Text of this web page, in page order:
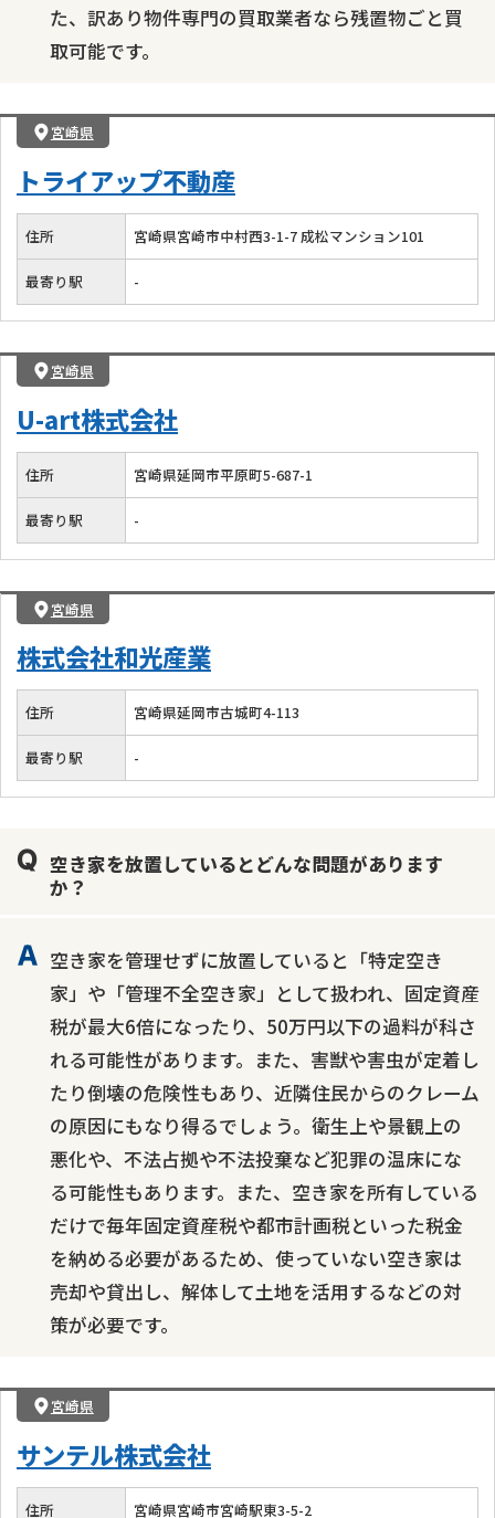
た、訳あり物件専門の買取業者なら残置物ごと買
取可能です。
宮崎県
トライアップ不動産
住所 宮崎県宮崎市中村西3-1-7 成松マンション101
最寄り駅 -
宮崎県
U-art株式会社
住所 宮崎県延岡市平原町5-687-1
最寄り駅 -
宮崎県
株式会社和光産業
住所 宮崎県延岡市古城町4-113
最寄り駅 -
空き家を放置しているとどんな問題があります
か？
空き家を管理せずに放置していると「特定空き
家」や「管理不全空き家」として扱われ、固定資産
税が最大6倍になったり、50万円以下の過料が科さ
れる可能性があります。また、害獣や害虫が定着し
たり倒壊の危険性もあり、近隣住民からのクレーム
の原因にもなり得るでしょう。衛生上や景観上の
悪化や、不法占拠や不法投棄など犯罪の温床にな
る可能性もあります。また、空き家を所有している
だけで毎年固定資産税や都市計画税といった税金
を納める必要があるため、使っていない空き家は
売却や貸出し、解体して土地を活用するなどの対
策が必要です。
宮崎県
サンテル株式会社
住所 宮崎県宮崎市宮崎駅東3-5-2